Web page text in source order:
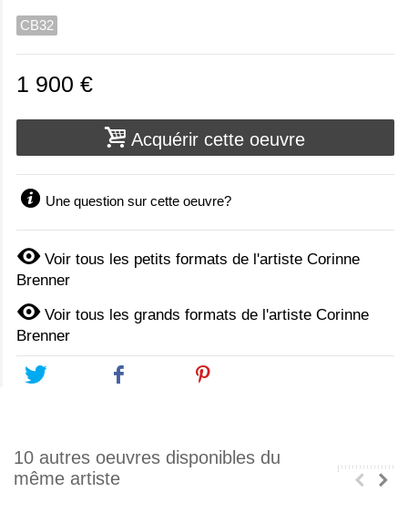
CB32
1 900 €
Acquérir cette oeuvre
Une question sur cette oeuvre?
Voir tous les petits formats de l'artiste Corinne
Brenner
Voir tous les grands formats de l'artiste Corinne
Brenner
10 autres oeuvres disponibles du
même artiste